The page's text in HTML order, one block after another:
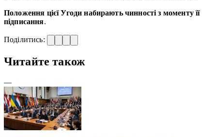
Положення цієї Угоди набирають чинності з моменту її
підписання.
Поділитись:
Читайте також
—